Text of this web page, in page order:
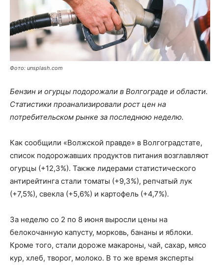
Фото: unsplash.com
Бензин и огурцы подорожали в Волгограде и области.
Статистики проанализировали рост цен на
потребительском рынке за последнюю неделю.
Как сообщили «Волжской правде» в Волгоградстате,
список подорожавших продуктов питания возглавляют
огурцы (+12,3%). Также лидерами статистического
антирейтинга стали томаты (+9,3%), репчатый лук
(+7,5%), свекла (+5,6%) и картофель (+4,7%).
За неделю со 2 по 8 июня выросли цены на
белокочанную капусту, морковь, бананы и яблоки.
Кроме того, стали дороже макароны, чай, сахар, мясо
кур, хлеб, творог, молоко. В то же время эксперты